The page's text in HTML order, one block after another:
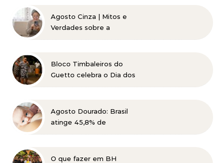
Agosto Cinza | Mitos e
Verdades sobre a
Bloco Timbaleiros do
Guetto celebra o Dia dos
Horizonte
Agosto Dourado: Brasil
atinge 45,8% de
metas globais para 2030
O que fazer em BH